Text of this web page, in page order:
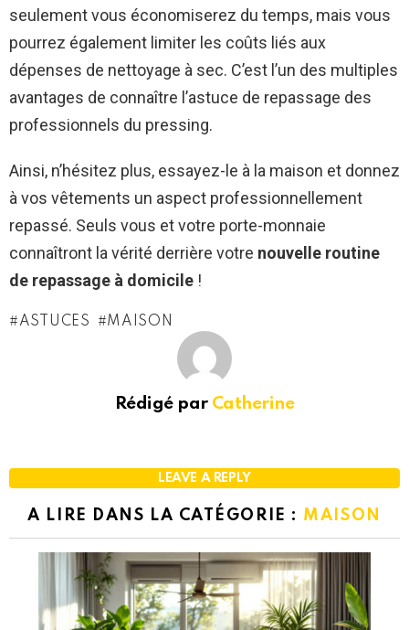
seulement vous économiserez du temps, mais vous
pourrez également limiter les coûts liés aux
dépenses de nettoyage à sec. C’est l’un des multiples
avantages de connaître l’astuce de repassage des
professionnels du pressing.
Ainsi, n’hésitez plus, essayez-le à la maison et donnez
à vos vêtements un aspect professionnellement
repassé. Seuls vous et votre porte-monnaie
connaîtront la vérité derrière votre nouvelle routine
de repassage à domicile !
ASTUCES MAISON
Rédigé par Catherine
LEAVE A REPLY
A LIRE DANS LA CATÉGORIE : MAISON